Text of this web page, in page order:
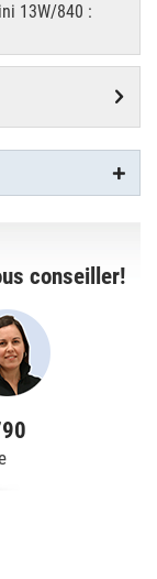
13W/840 :
conseiller!